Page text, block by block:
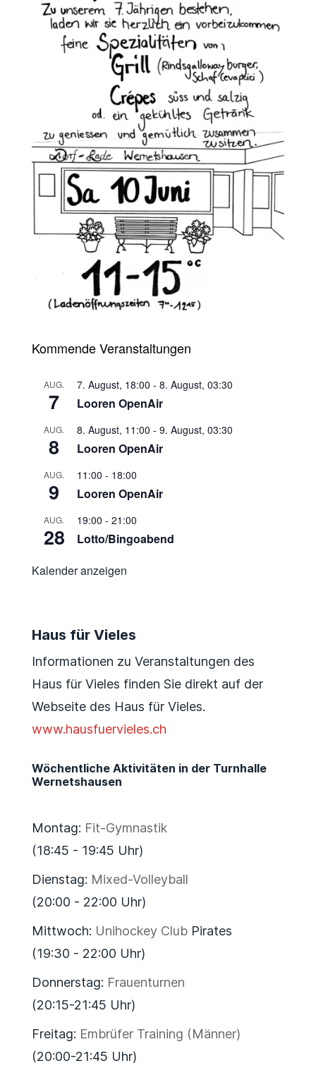
Kommende Veranstaltungen
AUG.
7
7. August, 18:00 - 8. August, 03:30
Looren OpenAir
AUG.
8
8. August, 11:00 - 9. August, 03:30
Looren OpenAir
AUG.
9
11:00 - 18:00
Looren OpenAir
AUG.
28
19:00 - 21:00
Lotto/Bingoabend
Kalender anzeigen
Haus für Vieles
Informationen zu Veranstaltungen des
Haus für Vieles finden Sie direkt auf der
Webseite des Haus für Vieles.
www.hausfuervieles.ch
Wöchentliche Aktivitäten in der Turnhalle
Wernetshausen
Montag: Fit-Gymnastik
(18:45 - 19:45 Uhr)
Dienstag: Mixed-Volleyball
(20:00 - 22:00 Uhr)
Mittwoch: Unihockey ClubPirates
(19:30 - 22:00 Uhr)
Donnerstag: Frauenturnen
(20:15-21:45 Uhr)
Freitag: Embrüfer Training (Männer)
(20:00-21:45 Uhr)